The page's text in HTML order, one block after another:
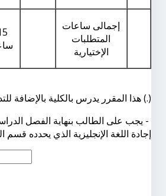
إجمالى ساعات
المتطلبات
الإختيارية
(.) هذا المقرر يدرس بالكلية بالإضافة
- يجب على الطالب بنهاية الفصل
إجادة اللغة الإنجليزية الذي يحدده قسم